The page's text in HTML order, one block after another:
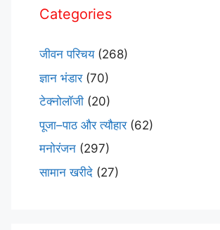
Categories
जीवन परिचय(268)
ज्ञान भंडार(70)
टेक्नोलॉजी (20)
पूजा–पाठ और त्यौहार(62)
मनोरंजन (297)
सामान खरीदे (27)